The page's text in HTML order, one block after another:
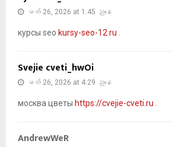
မတ် 26, 2026 at 1:45 ညနေ
курсы seo kursy-seo-12.ru
Svejie cveti_hwOi
မတ် 26, 2026 at 4:29 ညနေ
москва цветы https://cvejie-cveti.ru
AndrewWeR